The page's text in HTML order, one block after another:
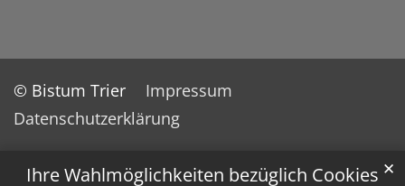
Ihre Wahlmöglichkeiten bezüglich Cookies ✕
© Bistum Trier
Impressum
Datenschutzerklärung